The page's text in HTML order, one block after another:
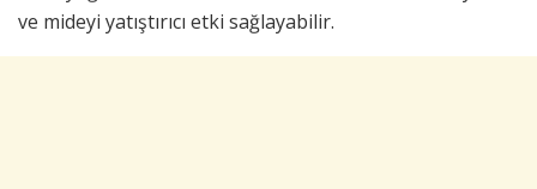
ve mideyi yatıştırıcı etki sağlayabilir.